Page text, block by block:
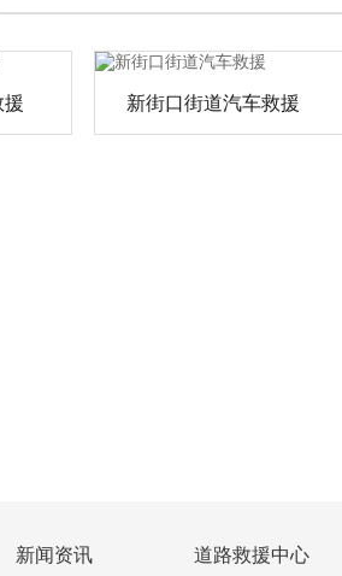
援 新街口街道汽车救援
新闻资讯 道路救援中心